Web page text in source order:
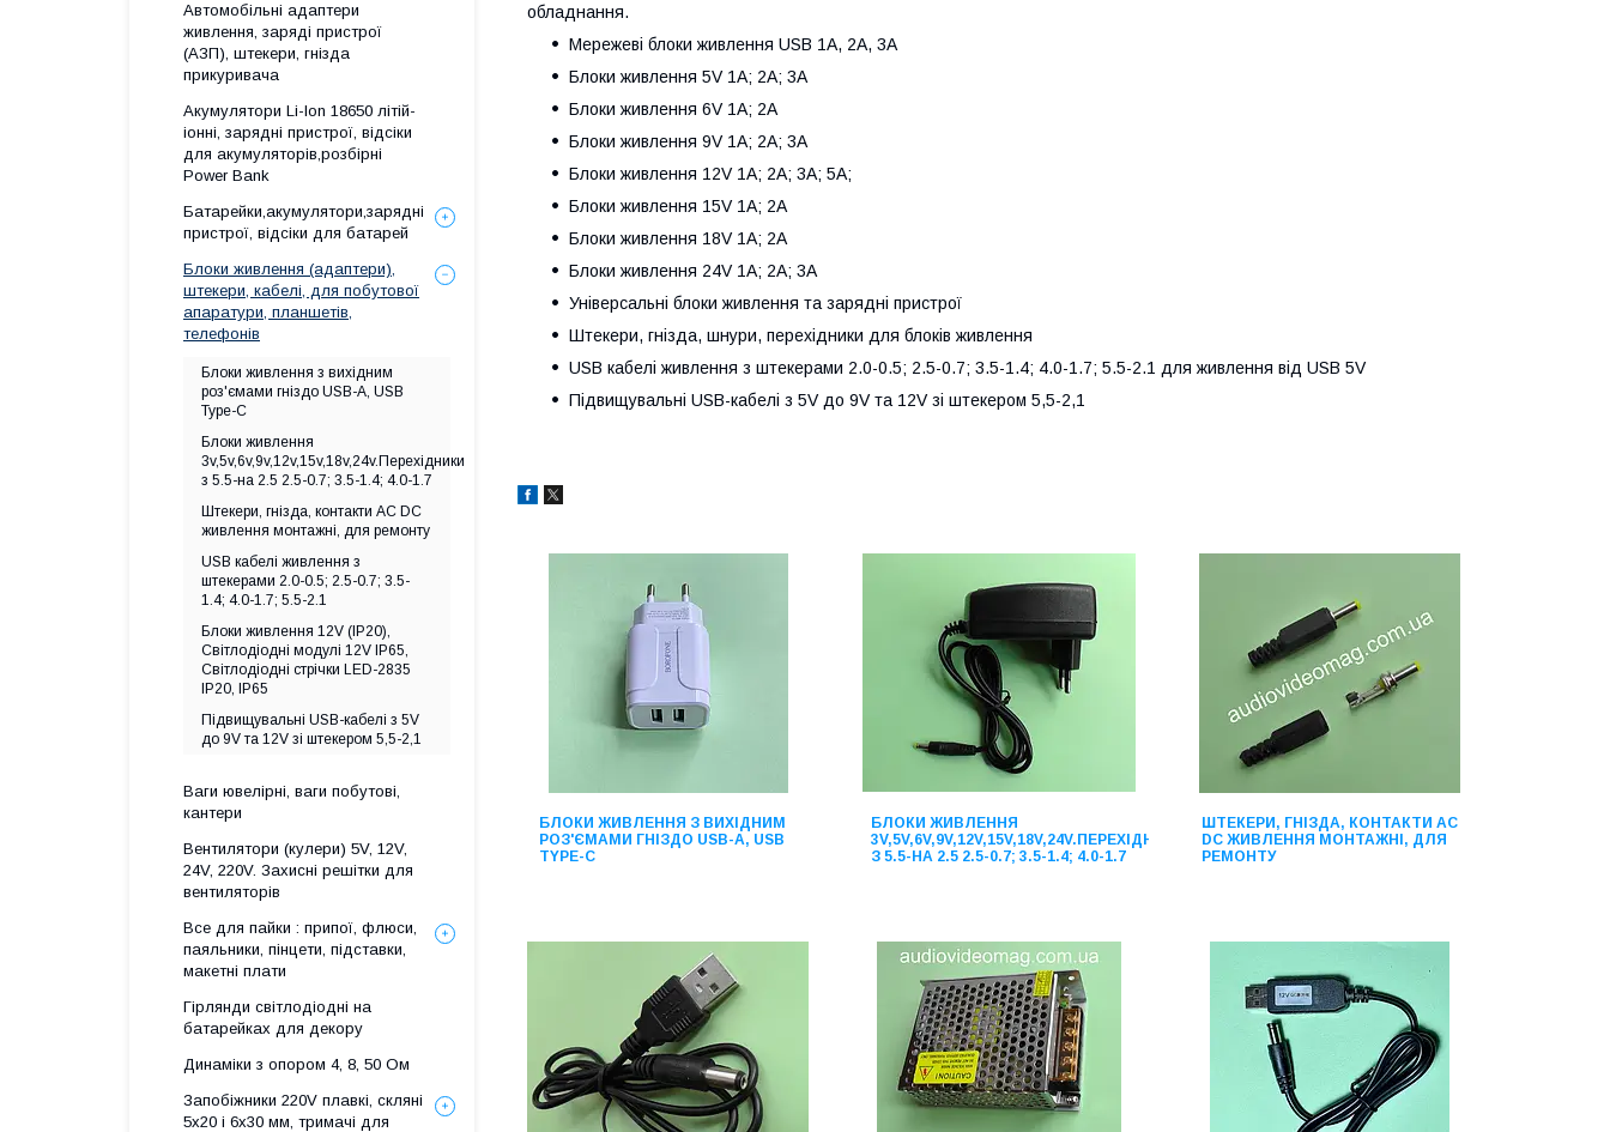
обладнання.
Мережеві блоки живлення USB 1A, 2A, 3A
Блоки живлення 5V 1A; 2A; 3A
Блоки живлення 6V 1A; 2A
Блоки живлення 9V 1A; 2A; 3A
Блоки живлення 12V 1A; 2A; 3A; 5A;
Блоки живлення 15V 1A; 2A
Блоки живлення 18V 1A; 2A
Блоки живлення 24V 1A; 2A; 3A
Універсальні блоки живлення та зарядні пристрої
Штекери, гнізда, шнури, перехідники для блоків живлення
USB кабелі живлення з штекерами 2.0-0.5; 2.5-0.7; 3.5-1.4; 4.0-1.7; 5.5-2.1 для живлення від USB 5V
Підвищувальні USB-кабелі з 5V до 9V та 12V зі штекером 5,5-2,1
БЛОКИ ЖИВЛЕННЯ З ВИХІДНИМ
РОЗ'ЄМАМИ ГНІЗДО USB-А, USB
TYPE-C
БЛОКИ ЖИВЛЕННЯ
3V,5V,6V,9V,12V,15V,18V,24V.ПЕРЕХІДНИКИ
З 5.5-НА 2.5 2.5-0.7; 3.5-1.4; 4.0-1.7
ШТЕКЕРИ, ГНІЗДА, КОНТАКТИ AC
DC ЖИВЛЕННЯ МОНТАЖНІ, ДЛЯ
РЕМОНТУ
Автомобільні адаптери
живлення, заряді пристрої
(АЗП), штекери, гнізда
прикуривача
Акумулятори Li-Ion 18650 літій-
іонні, зарядні пристрої, відсіки
для акумуляторів,розбірні
Power Bank
Батарейки,акумулятори,зарядні
пристрої, відсіки для батарей
Блоки живлення (адаптери),
штекери, кабелі, для побутової
апаратури, планшетів,
телефонів
Блоки живлення з вихідним
роз'ємами гніздо USB-А, USB
Type-C
Блоки живлення
3v,5v,6v,9v,12v,15v,18v,24v.Перехідники
з 5.5-на 2.5 2.5-0.7; 3.5-1.4; 4.0-1.7
Штекери, гнізда, контакти AC DC
живлення монтажні, для ремонту
USB кабелі живлення з
штекерами 2.0-0.5; 2.5-0.7; 3.5-
1.4; 4.0-1.7; 5.5-2.1
Блоки живлення 12V (IP20),
Світлодіодні модулі 12V IP65,
Світлодіодні стрічки LED-2835
IP20, IP65
Підвищувальні USB-кабелі з 5V
до 9V та 12V зі штекером 5,5-2,1
Ваги ювелірні, ваги побутові,
кантери
Вентилятори (кулери) 5V, 12V,
24V, 220V. Захисні решітки для
вентиляторів
Все для пайки : припої, флюси,
паяльники, пінцети, підставки,
макетні плати
Гірлянди світлодіодні на
батарейках для декору
Динаміки з опором 4, 8, 50 Ом
Запобіжники 220V плавкі, скляні
5x20 і 6х30 мм, тримачі для